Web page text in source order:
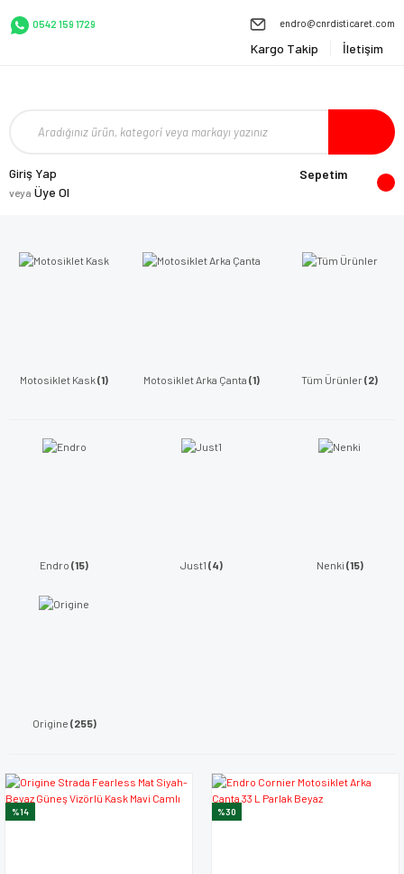
0542 159 1729 endro@cnrdisticaret.com
Kargo Takip İletişim
Giriş Yap
veya Üye Ol
Sepetim
Motosiklet Kask(1) Motosiklet Arka Çanta(1) Tüm Ürünler(2)
Endro(15) Just1(4) Nenki (15)
Origine (255)
%14 %30